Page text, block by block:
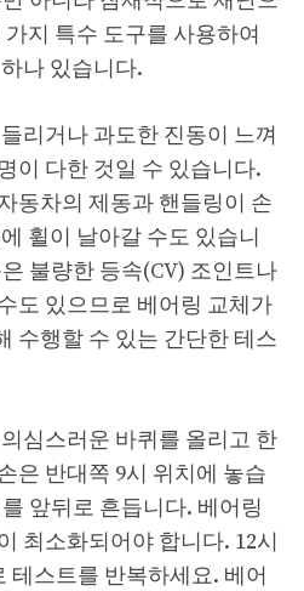
지 특수 도구를 사용하여
나 있습니다.
리거나 과도한 진동이 느껴
이 다한 것일 수 있습니다.
동차의 제동과 핸들링이 손
휠이 날아갈 수도 있습니
불량한 등속(CV) 조인트나
도 있으므로 베어링 교체가
수행할 수 있는 간단한 테스
심스러운 바퀴를 올리고 한
은 반대쪽 9시 위치에 놓습
앞뒤로 흔듭니다. 베어링
최소화되어야 합니다. 12시
테스트를 반복하세요. 베어